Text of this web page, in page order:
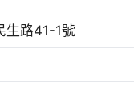
生路41-1號